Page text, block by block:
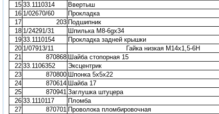
15 33.1110314
Ввертыш
16 1/02670/60
Прокладка
17
203 Подшипник
18 1/24291/31
Шпилька М8-6gх34
19 33.1110154
Прокладка задней крышки
20 1/07913/11
Гайка низкая М14х1,5-6Н
21
870868 Шайба стопорная 15
22 33.1106352
Эксцентрик
23
870800 Шпонка 5х5х22
24
870614 Шайба 17
25
870941 Заглушка штуцера
26 33.1110117
Пломба
27
870701 Проволока пломбировочная